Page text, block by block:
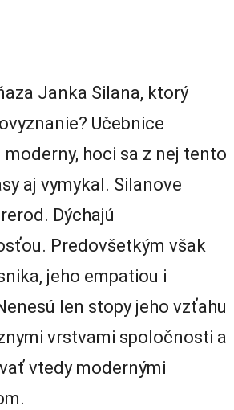
Janka Silana, ktorý
Učebnice
hoci sa z nej tento
aj vymykal. Silanove
Dýchajú
Predovšetkým však
jeho empatiou i
len stopy jeho vzťahu
vrstvami spoločnosti a
vtedy modernými